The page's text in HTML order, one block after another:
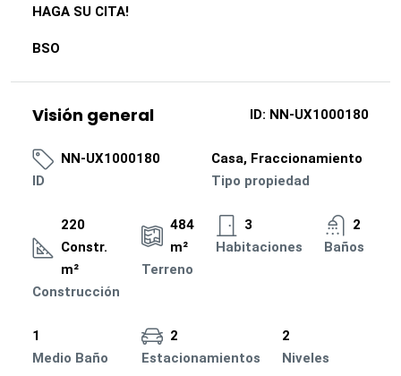
HAGA SU CITA!
BSO
Visión general ID: NN-UX1000180
NN-UX1000180
ID
Casa, Fraccionamiento
Tipo propiedad
220
Constr.
m²
Construcción
484
m²
Terreno
3
Habitaciones
2
Baños
1
Medio Baño
2
Estacionamientos
2
Niveles